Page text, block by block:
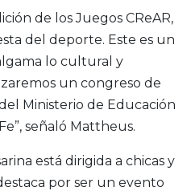
de los Juegos CReAR,
del deporte. Este es un
lo cultural y
un congreso de
Ministerio de Educación
señaló Mattheus.
está dirigida a chicas y
por ser un evento